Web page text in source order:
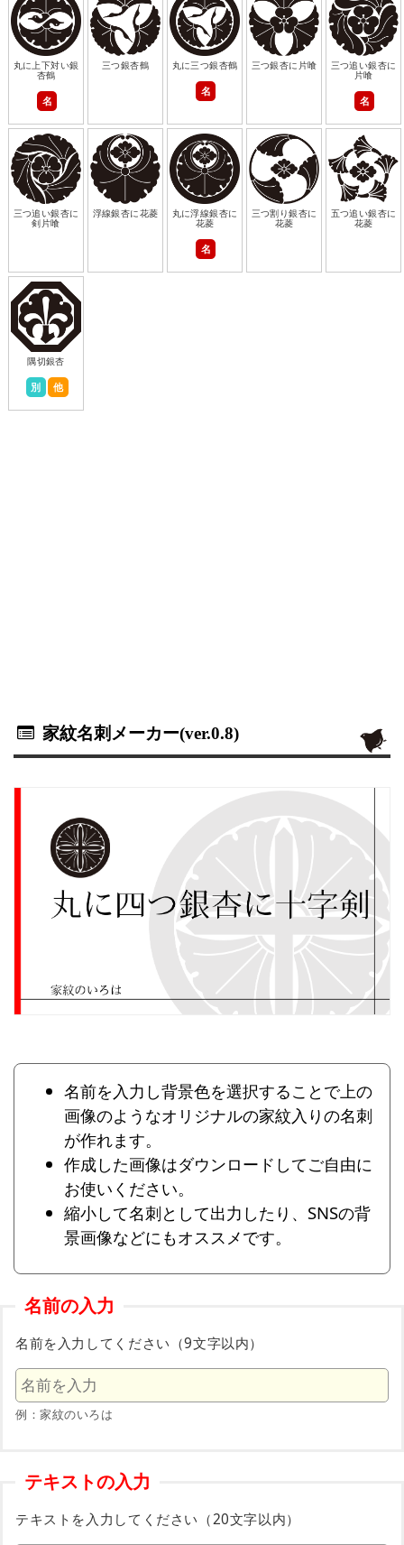
丸に上下対い銀
杏鶴
名
三つ銀杏鶴 丸に三つ銀杏鶴
名
三つ銀杏に片喰
三つ追い銀杏に
片喰
名
三つ追い銀杏に
剣片喰
浮線銀杏に花菱
丸に浮線銀杏に
花菱
名
三つ割り銀杏に
花菱
五つ追い銀杏に
花菱
隅切銀杏
別 他
家紋名刺メーカー(ver.0.8)
名前を入力し背景色を選択することで上の
画像のようなオリジナルの家紋入りの名刺
が作れます。
作成した画像はダウンロードしてご自由に
お使いください。
縮小して名刺として出力したり、SNSの背
景画像などにもオススメです。
名前の入力
名前を入力してください（9文字以内）
例：家紋のいろは
テキストの入力
テキストを入力してください（20文字以内）